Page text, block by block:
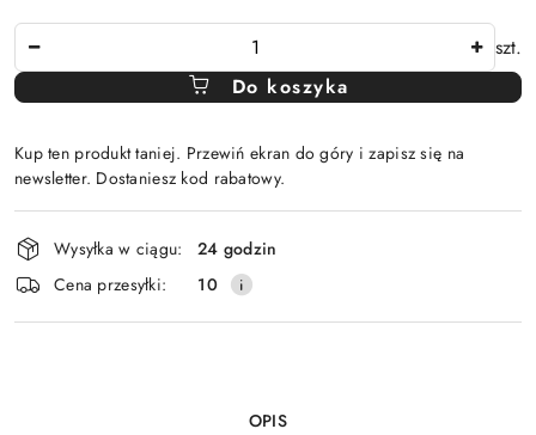
szt.
Do koszyka
Kup ten produkt taniej. Przewiń ekran do góry i zapisz się na
newsletter. Dostaniesz kod rabatowy.
Dostępność
i
dostawa
Wysyłka w ciągu:
24 godzin
Cena przesyłki:
10
OPIS